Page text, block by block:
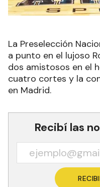
La Preselección
a punto en el lujoso
dos amistosos en el
cuatro cortes y la
en Madrid.
Recibí las